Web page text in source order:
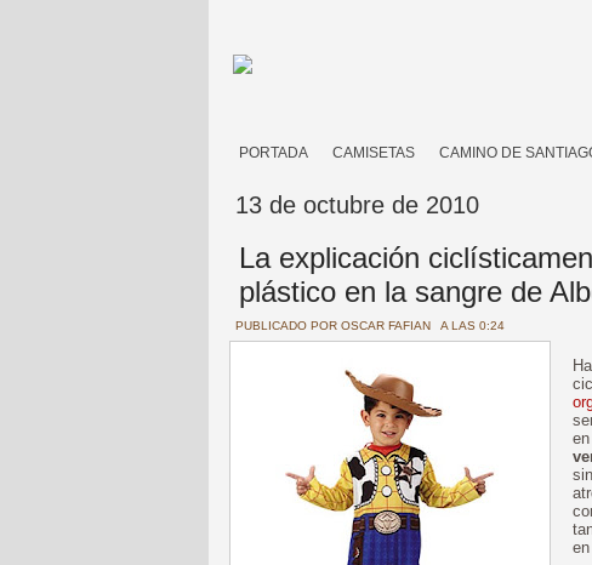
PORTADA CAMISETAS CAMINO DE
13 de octubre de 2010
La explicación
plástico en la sangre de
PUBLICADO POR OSCAR FAFIAN A LAS 0:24